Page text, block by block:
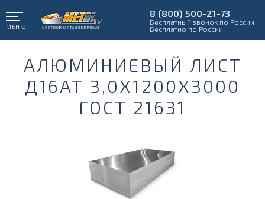
МЕНЮ
8 (800) 500-21-73
Бесплатный звонок по России
Бесплатно по России
АЛЮМИНИЕВЫЙ ЛИСТ
Д16АТ 3,0Х1200Х3000
ГОСТ 21631